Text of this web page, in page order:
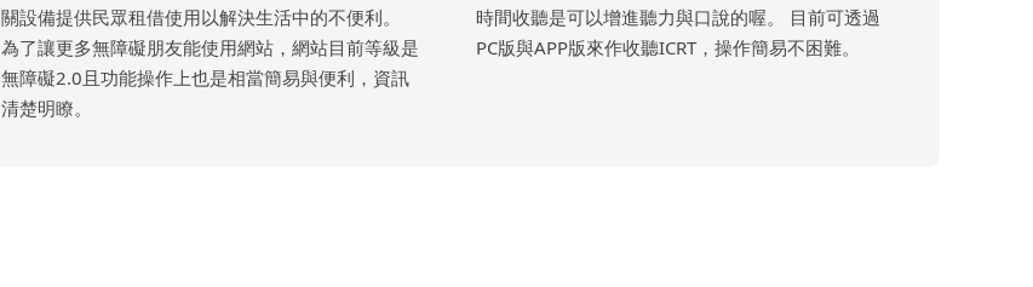
關設備提供民眾租借使用以解決生活中的不便利。
為了讓更多無障礙朋友能使用網站，網站目前等級是
無障礙2.0且功能操作上也是相當簡易與便利，資訊
清楚明瞭。
時間收聽是可以增進聽力與口說的喔。 目前可透過
PC版與APP版來作收聽ICRT，操作簡易不困難。